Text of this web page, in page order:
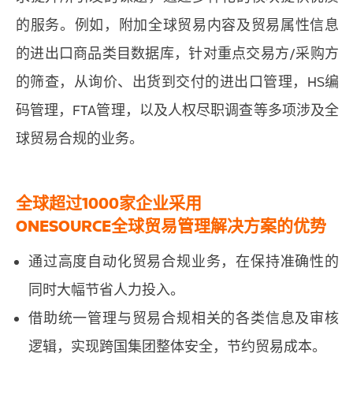
的服务。例如，附加全球贸易内容及贸易属性信息
的进出口商品类目数据库，针对重点交易方/采购方
的筛查，从询价、出货到交付的进出口管理，HS编
码管理，FTA管理，以及人权尽职调查等多项涉及全
球贸易合规的业务。
全球超过1000家企业采用
ONESOURCE全球贸易管理解决方案的优势
通过高度自动化贸易合规业务，在保持准确性的
同时大幅节省人力投入。
借助统一管理与贸易合规相关的各类信息及审核
逻辑，实现跨国集团整体安全，节约贸易成本。